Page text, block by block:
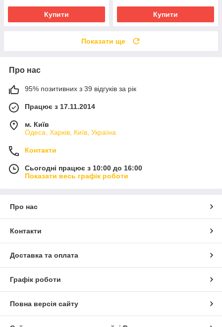
Купити Купити
Показати ще
Про нас
95% позитивних з 39 відгуків за рік
Працює з 17.11.2014
м. Київ
Одеса, Харків, Київ, Україна
Контакти
Сьогодні працює з 10:00 до 16:00
Показати весь графік роботи
Про нас
Контакти
Доставка та оплата
Графік роботи
Повна версія сайту